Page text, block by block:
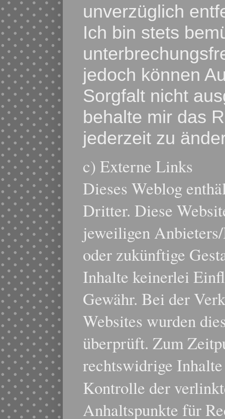
unverzüglich
Ich bin stets
jedoch können
Sorgfalt nicht
behalte mir das
jederzeit zu
c) Externe Links
Dieses Weblog
Dritter. Diese
jeweiligen
oder zukünftige
Inhalte keinerlei
Gewähr. Bei der
Websites wurden
überprüft. Zum
rechtswidrige
Kontrolle der
Anhaltspunkte für